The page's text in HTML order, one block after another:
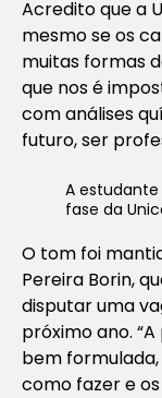
Acredito que a
mesmo se os
muitas formas
que nos é
com análises
futuro, ser
A estudante
fase da
O tom foi
Pereira Borin,
disputar uma
próximo ano.
bem
como fazer e